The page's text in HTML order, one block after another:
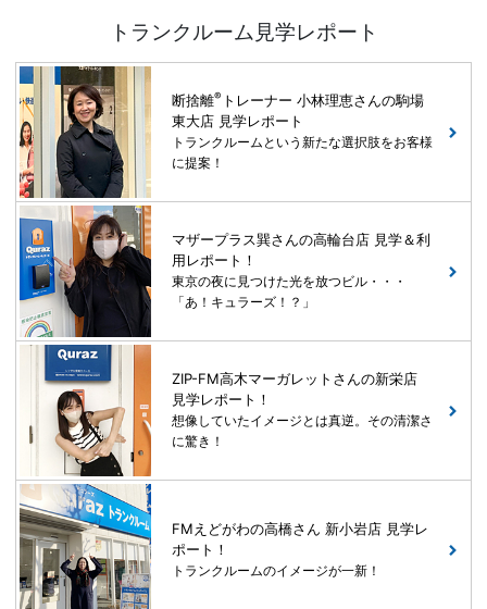
トランクルーム見学レポート
断捨離® トレーナー 小林理恵さんの駒場
東大店 見学レポート
トランクルームという新たな選択肢をお客様
に提案！
マザープラス巽さんの高輪台店 見学＆利
用レポート！
東京の夜に見つけた光を放つビル・・・
「あ！キュラーズ！？」
ZIP-FM高木マーガレットさんの新栄店
見学レポート！
想像していたイメージとは真逆。その清潔さ
に驚き！
FMえどがわの高橋さん 新小岩店 見学レ
ポート！
トランクルームのイメージが一新！